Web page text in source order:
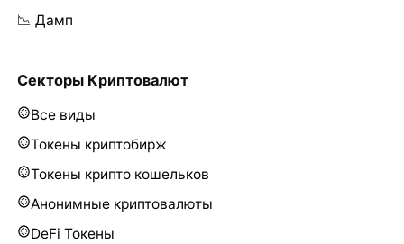
📉 Дамп
Секторы Криптовалют
Все виды
Токены криптобирж
Токены крипто кошельков
Анонимные криптовалюты
DeFi Токены